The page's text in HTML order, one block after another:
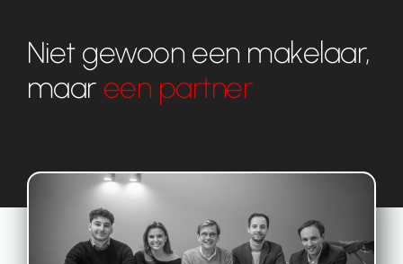
Niet gewoon een makelaar,
maar een partner